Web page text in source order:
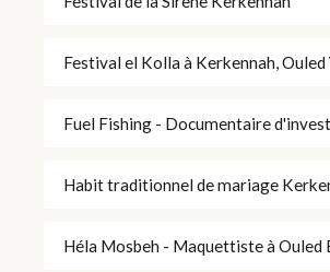
Festival el Kolla à Kerkennah, Ouled
Fuel Fishing - Documentaire
Habit traditionnel de mariage
Héla Mosbeh - Maquettiste à Ouled